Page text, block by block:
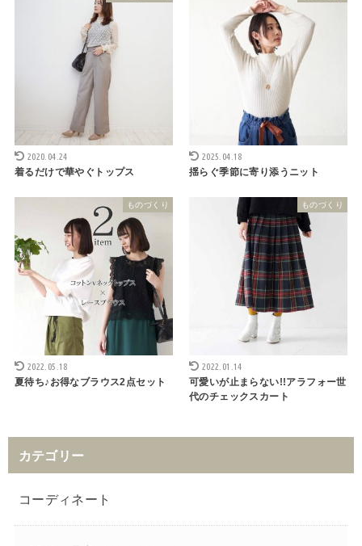
2020.04.24
着るだけで華やぐトップス
2025.04.18
揺らぐ季節に寄り添うニット
ものづくり
2022.05.18
夏待ち♪お得なブラウス2点セット
ものづくり
2022.01.14
可愛いが止まらない!!アラフォー世
代のチェックスカート
カテゴリー
コーディネート